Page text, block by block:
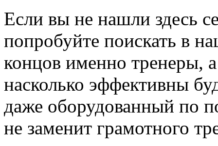
Если вы не нашли здесь
попробуйте поискать в
концов именно тренеры,
насколько эффективны
даже оборудованный по
не заменит грамотного